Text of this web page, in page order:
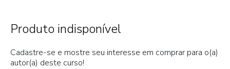
Produto indisponível
Cadastre-se e mostre seu interesse em comprar para o(a)
autor(a) deste curso!